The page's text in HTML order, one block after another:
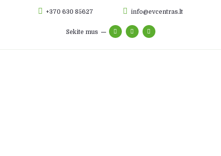
+370 630 85627 info@evcentras.lt
Sekite mus